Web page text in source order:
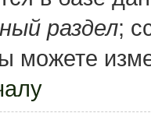
раздел;
можете